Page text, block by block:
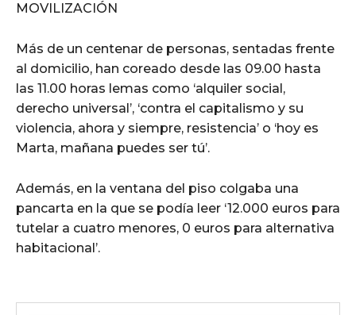
MOVILIZACIÓN
Más de un centenar de personas, sentadas frente
al domicilio, han coreado desde las 09.00 hasta
las 11.00 horas lemas como ‘alquiler social,
derecho universal’, ‘contra el capitalismo y su
violencia, ahora y siempre, resistencia’ o ‘hoy es
Marta, mañana puedes ser tú’.
Además, en la ventana del piso colgaba una
pancarta en la que se podía leer ‘12.000 euros para
tutelar a cuatro menores, 0 euros para alternativa
habitacional’.